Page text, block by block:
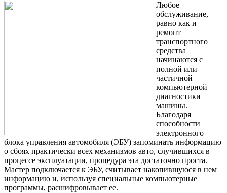
Любое
обслуживание,
равно как и
ремонт
транспортного
средства
начинаются с
полной или
частичной
компьютерной
диагностики
машины.
Благодаря
способности
электронного
блока управления автомобиля (ЭБУ) запоминать информацию
о сбоях практически всех механизмов авто, случившихся в
процессе эксплуатации, процедура эта достаточно проста.
Мастер подключается к ЭБУ, считывает накопившуюся в нем
информацию и, используя специальные компьютерные
программы, расшифровывает ее.